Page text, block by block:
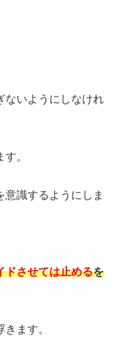
ないようにしなけれ
。
識するようにしま
ドさせては止めるを
ます。